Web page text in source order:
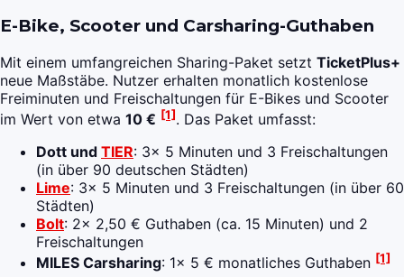
E-Bike, Scooter und Carsharing-Guthaben
Mit einem umfangreichen Sharing-Paket setzt TicketPlus+
neue Maßstäbe. Nutzer erhalten monatlich kostenlose
Freiminuten und Freischaltungen für E-Bikes und Scooter
im Wert von etwa 10 € [1]. Das Paket umfasst:
Dott und TIER: 3x 5 Minuten und 3 Freischaltungen
(in über 90 deutschen Städten)
Lime: 3x 5 Minuten und 3 Freischaltungen (in über 60
Städten)
Bolt: 2x 2,50 € Guthaben (ca. 15 Minuten) und 2
Freischaltungen
MILES Carsharing: 1x 5 € monatliches Guthaben [1]